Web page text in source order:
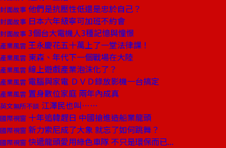
封面故事 他們是抗壓性低還是忠於自己？
封面故事 日本六年級寧可加班不約會
封面故事 3個台大電機人3種記憶與憧憬
產業風雲 王永慶花五十萬上了一堂法律課！
產業風雲 東森、年代下一個戰場在大陸
產業風雲 線上遊戲產業泡沫化了？
產業風雲 電腦與家電 ＤＶＤ錄放影機一台搞定
產業風雲 置身數位家庭 兩年內成真
英文無所不談 江澤民也叫……
國際視窗 十年追韓趕日 中國搶進造船業龍頭
國際視窗 新力索尼成了大象 就忘了如何跳舞？
國際視窗 快遞龍頭愛用綠色車隊 不只是環保而已...